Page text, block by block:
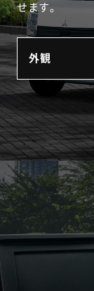
せます。
外観